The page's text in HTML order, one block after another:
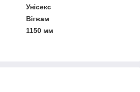
Унісекс
Вігвам
1150 мм